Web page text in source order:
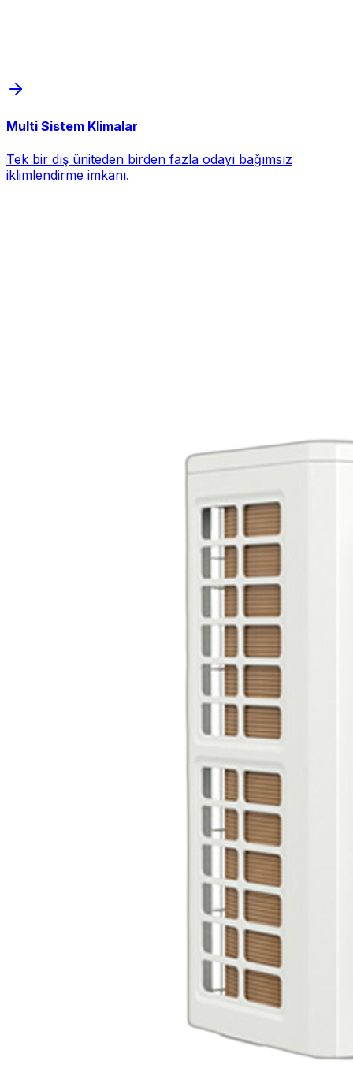
Multi Sistem Klimalar
Tek bir dış üniteden birden fazla odayı bağımsız
iklimlendirme imkanı.